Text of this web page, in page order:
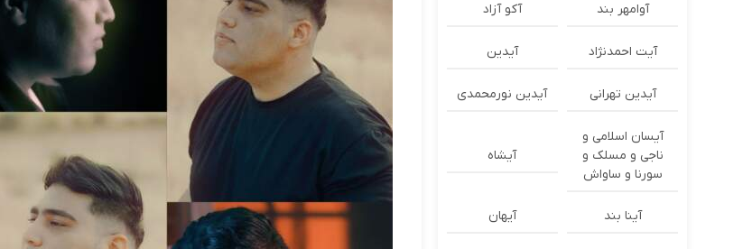
آوامهر بند آکو آزاد
آیت احمدنژاد آیدین
آیدین تهرانی آیدین نورمحمدی
آیسان اسلامی و
ناجی و مسلک و
سورنا و ساواش
آیشاه
آینا بند آیهان